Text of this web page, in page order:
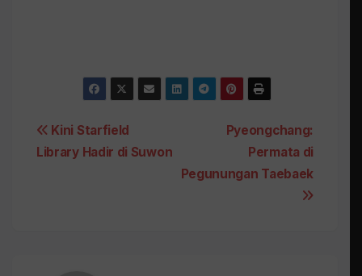
Post
navigation
Pyeongchang:
Permata di
Pegunungan Taebaek
Kini Starfield
Library Hadir di Suwon